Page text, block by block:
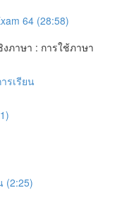
64 (28:58)
ภาษา : การใช้ภาษา
รเรียน
(2:25)